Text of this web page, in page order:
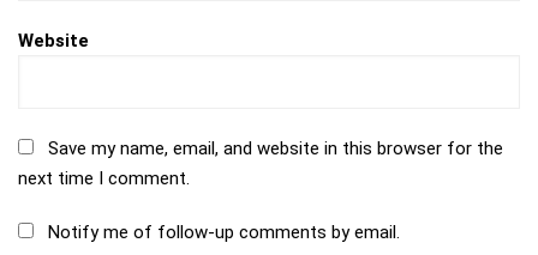
Website
Save my name, email, and website in this browser for the
next time I comment.
Notify me of follow-up comments by email.